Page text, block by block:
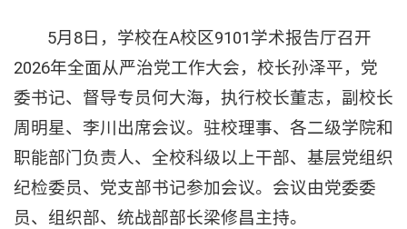
5月8日，学校在A校区9101学术报告厅召开
2026年全面从严治党工作大会，校长孙泽平，党
委书记、督导专员何大海，执行校长董志，副校长
周明星、李川出席会议。驻校理事、各二级学院和
职能部门负责人、全校科级以上干部、基层党组织
纪检委员、党支部书记参加会议。会议由党委委
员、组织部、统战部部长梁修昌主持。